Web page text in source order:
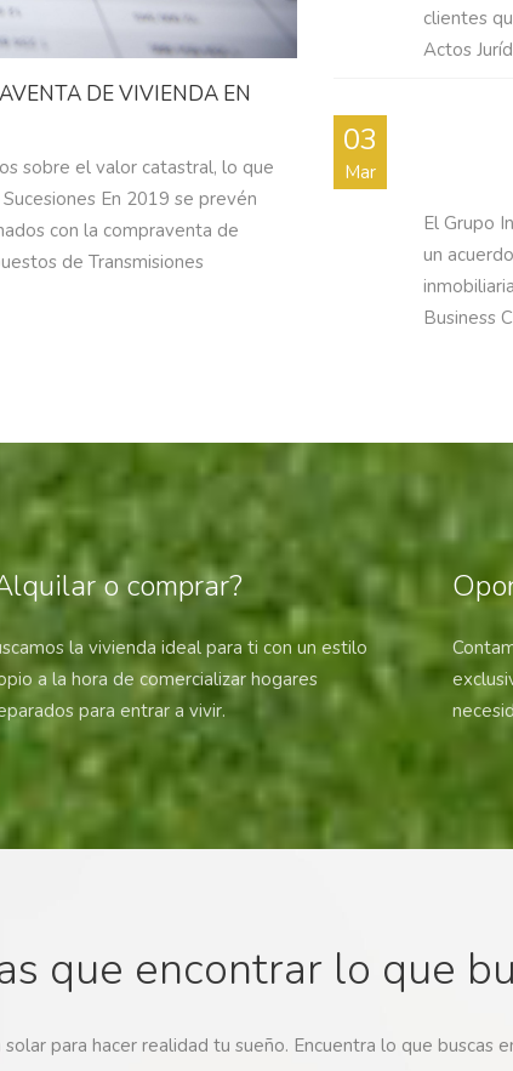
DE VIVIENDA EN
sobre el valor catastral, lo que
En 2019 se prevén
con la compraventa de
de Transmisiones
clientes
Actos
03
Mar
El Grupo
un
Business
o comprar?
la vivienda ideal para ti con un estilo
a la hora de comercializar hogares
para entrar a vivir.
que encontrar lo que
para hacer realidad tu sueño. Encuentra lo que buscas